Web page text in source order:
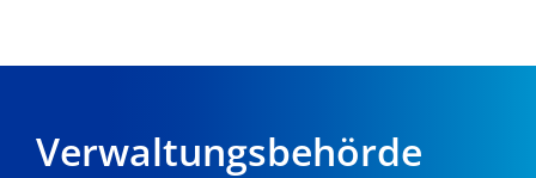
Verwaltungsbehörde